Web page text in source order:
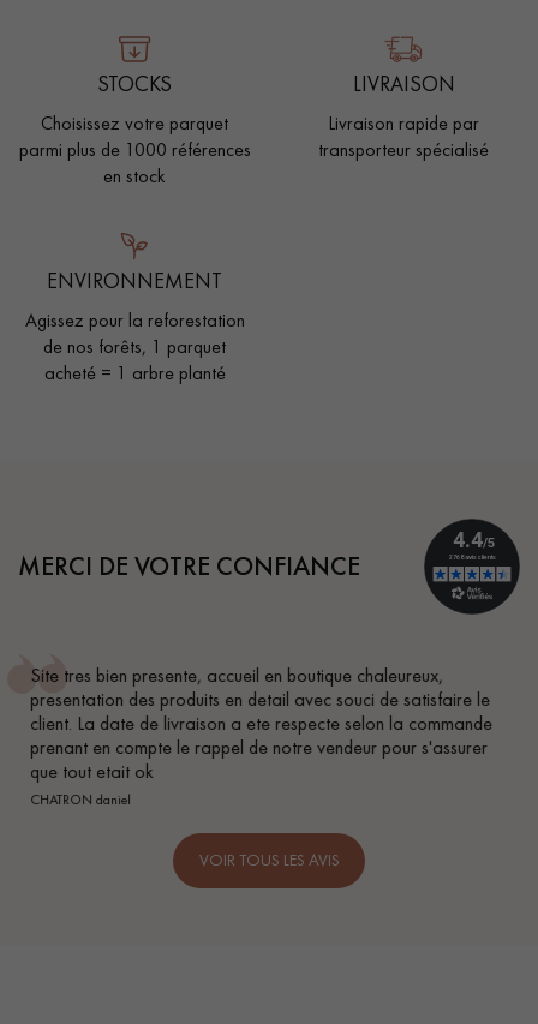
STOCKS
Choisissez votre parquet
parmi plus de 1000 références
en stock
LIVRAISON
Livraison rapide par
transporteur spécialisé
ENVIRONNEMENT
Agissez pour la reforestation
de nos forêts, 1 parquet
acheté = 1 arbre planté
MERCI DE VOTRE CONFIANCE
le
Conseil parfait, échanges fluides. Je recommande
BEILE FRANCK
VOIR TOUS LES AVIS